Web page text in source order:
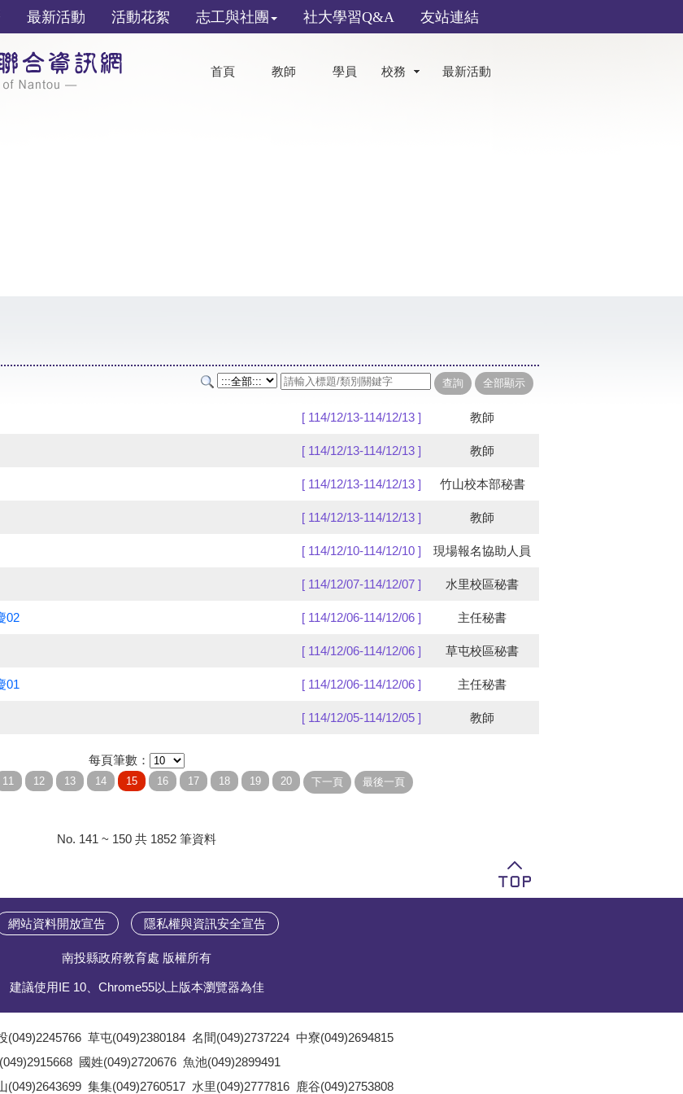
最新活動 活動花絮 志工與社團 社大學習Q&A 友站連結
首頁 教師 學員 校務 最新活動
[ 114/12/13-114/12/13 ] 教師
[ 114/12/13-114/12/13 ] 教師
[ 114/12/13-114/12/13 ] 竹山校本部秘書
[ 114/12/13-114/12/13 ] 教師
[ 114/12/10-114/12/10 ] 現場報名協助人員
[ 114/12/07-114/12/07 ] 水里校區秘書
02 [ 114/12/06-114/12/06 ] 主任秘書
[ 114/12/06-114/12/06 ] 草屯校區秘書
01 [ 114/12/06-114/12/06 ] 主任秘書
[ 114/12/05-114/12/05 ] 教師
每頁筆數：
No. 141 ~ 150 共 1852 筆資料
網站資料開放宣告 隱私權與資訊安全宣告
南投縣政府教育處 版權所有
建議使用IE 10、Chrome55以上版本瀏覽器為佳
(049)2245766 草屯(049)2380184 名間(049)2737224 中寮(049)2694815
國姓(049)2720676 魚池(049)2899491
(049)2643699 集集(049)2760517 水里(049)2777816 鹿谷(049)2753808